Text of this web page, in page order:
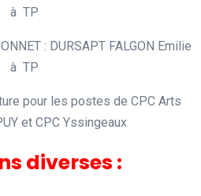
à TP
: DURSAPT FALGON Emilie
à TP
pour les postes de CPC Arts
et CPC Yssingeaux
diverses :